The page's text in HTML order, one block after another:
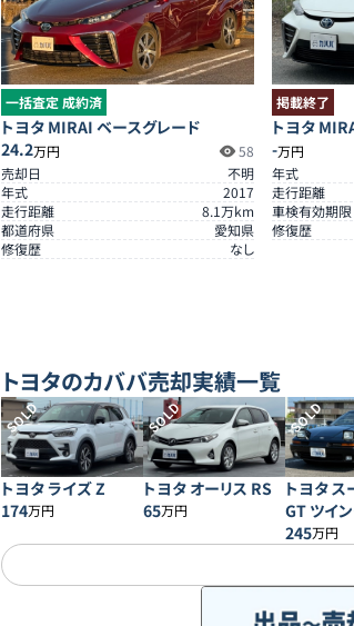
一括査定 成約済
トヨタ MIRAI ベースグレード
24.2万円
58
売却日
不明
年式
2017
走行距離
8.1万km
都道府県
愛知県
修復歴
なし
掲載終了
トヨタ
-万円
年式
走行距離
車検有効期限
修復歴
トヨタのカババ売却実績一覧
SOLD
トヨタ ライズ Z
174万円
SOLD
トヨタ オーリス RS
65万円
SOLD
トヨタ
GT ツイ
イドボディ
245万円